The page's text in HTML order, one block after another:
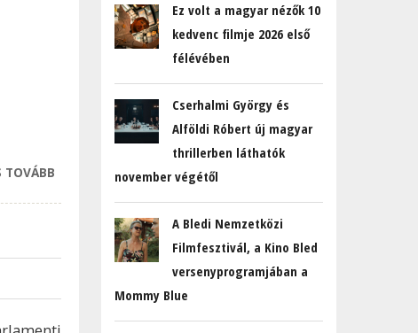
TOVÁBB
KERÉKPÁRTÚRA,
ÖVTÁSKÁVAL IS
TARTALOMMAL
KAPCSOLATOSAN
Ez volt a magyar nézők 10
kedvenc filmje 2026 első
félévében
Cserhalmi György és
Alföldi Róbert új magyar
thrillerben láthatók
november végétől
A Bledi Nemzetközi
Filmfesztivál, a Kino Bled
versenyprogramjában a
Mommy Blue